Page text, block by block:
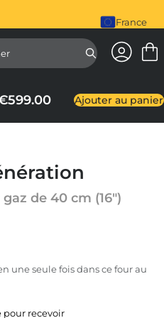
France
Accéder à la
Accéder
Ajouter au panier
de 40 cm (16")
une seule fois dans ce four au
pour recevoir